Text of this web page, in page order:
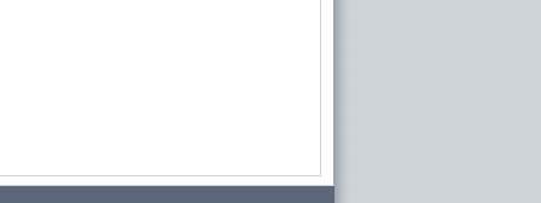
все остальное ТЕХНИКУ машины трактора